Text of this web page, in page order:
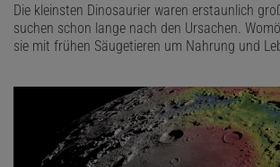
Die kleinsten Dinosaurier waren erstaunlich
suchen schon lange nach den Ursachen.
sie mit frühen Säugetieren um Nahrung und